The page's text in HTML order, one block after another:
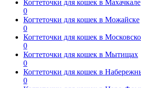
Когтеточки для кошек в Махачкале
0
Когтеточки для кошек в Можайске
0
Когтеточки для кошек в
0
Когтеточки для кошек в Мытищах
0
Когтеточки для кошек в
0